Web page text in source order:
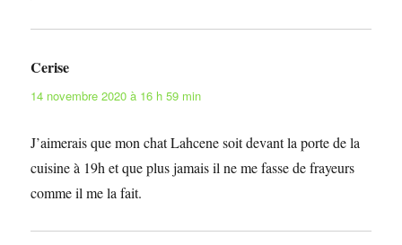
Cerise
14 novembre 2020 à 16 h 59 min
J’aimerais que mon chat Lahcene soit devant la porte de la
cuisine à 19h et que plus jamais il ne me fasse de frayeurs
comme il me la fait.